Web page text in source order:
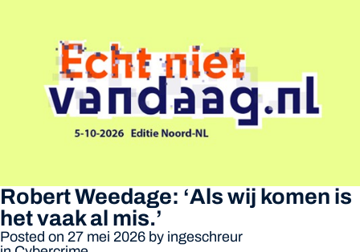
Robert Weedage: ‘Als wij komen is
het vaak al mis.’
Posted on 27 mei 2026 by ingeschreur